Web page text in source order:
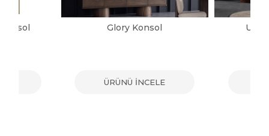
Glory Konsol
ÜRÜNÜ İNCELE